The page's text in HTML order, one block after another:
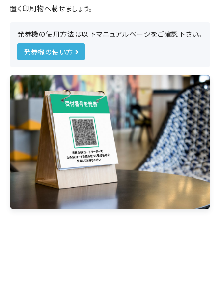
置く印刷物へ載せましょう。
発券機の使用方法は以下マニュアルページをご確認下さい。
発券機の使い方